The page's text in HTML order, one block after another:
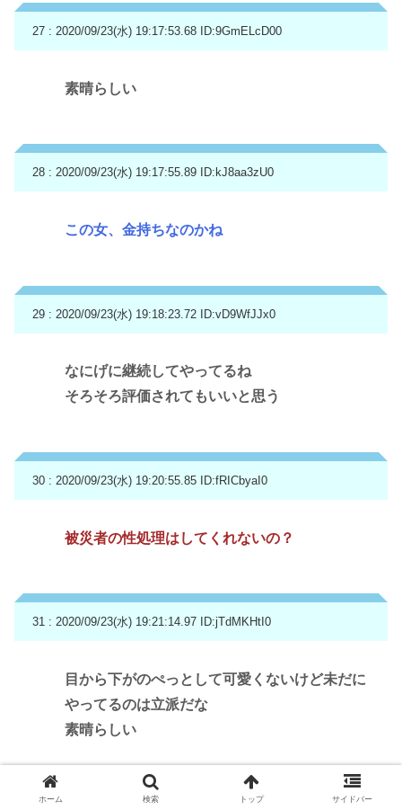
27 : 2020/09/23(水) 19:17:53.68 ID:9GmELcD00
素晴らしい
28 : 2020/09/23(水) 19:17:55.89 ID:kJ8aa3zU0
この女、金持ちなのかね
29 : 2020/09/23(水) 19:18:23.72 ID:vD9WfJJx0
なにげに継続してやってるね
そろそろ評価されてもいいと思う
30 : 2020/09/23(水) 19:20:55.85 ID:fRICbyaI0
被災者の性処理はしてくれないの？
31 : 2020/09/23(水) 19:21:14.97 ID:jTdMKHtI0
目から下がのぺっとして可愛くないけど未だに
やってるのは立派だな
素晴らしい
ホーム 検索 トップ サイドバー